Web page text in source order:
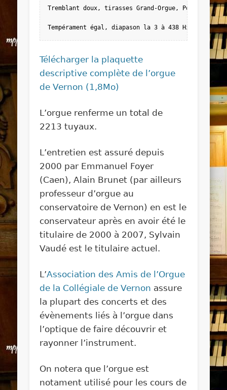
Tremblant doux, tirasses Grand-Orgue, Positif,
Tempérament égal, diapason la 3 à 438 Hz.
Télécharger la plaquette
descriptive complète de l’orgue
de Vernon (1,8Mo)
L’orgue renferme un total de
2213 tuyaux.
L’entretien est assuré depuis
2000 par Emmanuel Foyer
(Caen), Alain Brunet (par ailleurs
professeur d’orgue au
conservatoire de Vernon) en est le
conservateur après en avoir été le
titulaire de 2000 à 2007, Sylvain
Vaudé est le titulaire actuel.
L’Association des Amis de l’Orgue
de la Collégiale de Vernon assure
la plupart des concerts et des
évènements liés à l’orgue dans
l’optique de faire découvrir et
rayonner l’instrument.
On notera que l’orgue est
notament utilisé pour les cours de